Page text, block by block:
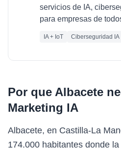
servicios de IA,
para empresas de
IA + IoT Ciberseguridad IA
Por que Albacete
Marketing IA
Albacete, en Castilla-La
174.000 habitantes donde